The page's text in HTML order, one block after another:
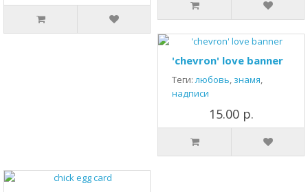
'chevron' love banner
Теги:любовь, знамя,
надписи
15.00 р.